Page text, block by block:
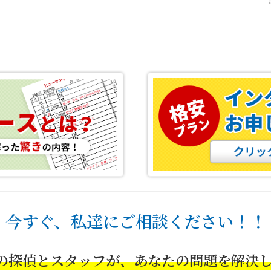
今すぐ、私達にご相談ください！！
探偵とスタッフが、あなたの問題を解決